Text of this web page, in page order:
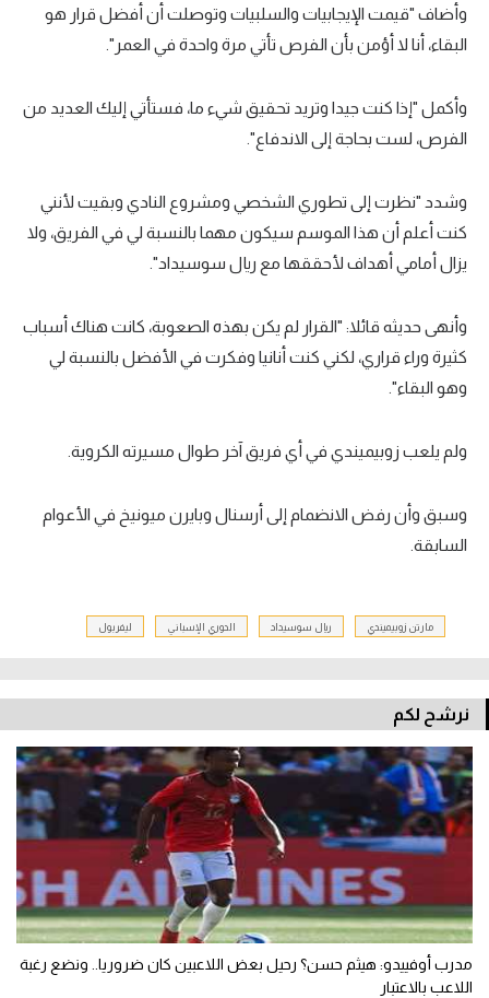
وأضاف "قيمت الإيجابيات والسلبيات وتوصلت أن أفضل قرار هو
البقاء، أنا لا أؤمن بأن الفرص تأتي مرة واحدة في العمر".
وأكمل "إذا كنت جيدا وتريد تحقيق شيء ما، فستأتي إليك العديد من
الفرص، لست بحاجة إلى الاندفاع".
وشدد "نظرت إلى تطوري الشخصي ومشروع النادي وبقيت لأنني
كنت أعلم أن هذا الموسم سيكون مهما بالنسبة لي في الفريق، ولا
يزال أمامي أهداف لأحققها مع ريال سوسيداد".
وأنهى حديثه قائلا: "القرار لم يكن بهذه الصعوبة، كانت هناك أسباب
كثيرة وراء قراري، لكني كنت أنانيا وفكرت في الأفضل بالنسبة لي
وهو البقاء".
ولم يلعب زوبيميندي في أي فريق آخر طوال مسيرته الكروية.
وسبق وأن رفض الانضمام إلى أرسنال وبايرن ميونيخ في الأعوام
السابقة.
مارتن زوبيميندي ريال سوسيداد الدوري الإسباني ليفربول
نرشح لكم
مدرب أوفييدو: هيثم حسن؟ رحيل بعض اللاعبين كان ضروريا.. ونضع رغبة
اللاعب بالاعتبار